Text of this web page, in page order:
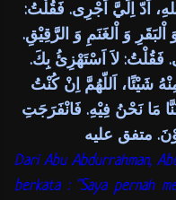
اَدّ اِلَيَّ اَجْرِى. فَقُلْتُ:
وَ اْلغَنَمِ وَ الرَّقِيْقِ.
فَقُلْتُ: لاَ اَسْتَهْزِئُ بِكَ.
شَيْئًا، اَللّهُمَّ اِنْ كُنْتُ
مَا نَحْنُ فِيْهِ. فَانْفَرَجَتِ
متفق عليه
Dari Abu Abdurrahman,
berkata : "Saya pernah